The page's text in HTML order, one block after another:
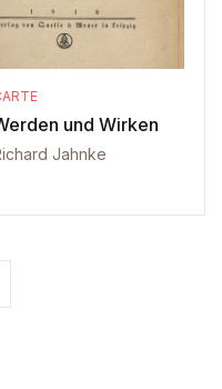
und Wirken
Jahnke